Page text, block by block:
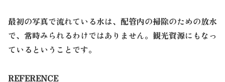
最初の写真で流れている水は、配管内の掃除のための放水
で、常時みられるわけではありません。観光資源にもなっ
ているということです。
REFERENCE